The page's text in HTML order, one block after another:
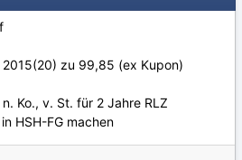
2015(20) zu 99,85 (ex Kupon)
Ko., v. St. für 2 Jahre RLZ
HSH-FG machen